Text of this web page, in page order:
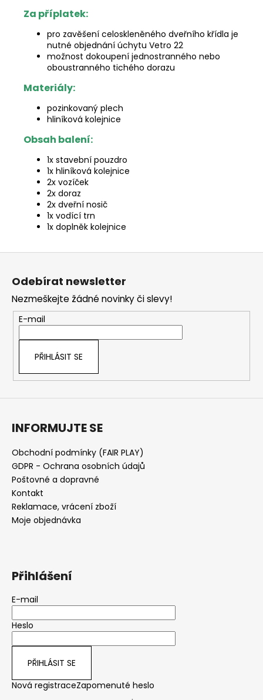
Za příplatek:
pro zavěšení celoskleněného dveřního křídla je
nutné objednání úchytu Vetro 22
možnost dokoupení jednostranného nebo
oboustranného tichého dorazu
Materiály:
pozinkovaný plech
hliníková kolejnice
Obsah balení:
1x stavební pouzdro
1x hliníková kolejnice
2x vozíček
2x doraz
2x dveřní nosič
1x vodící trn
1x doplněk kolejnice
Z
Odebírat newsletter
Nezmeškejte žádné novinky či slevy!
E-mail
PŘIHLÁSIT SE
INFORMUJTE SE
Obchodní podmínky (FAIR PLAY)
GDPR - Ochrana osobních údajů
Poštovné a dopravné
Kontakt
Reklamace, vrácení zboží
Moje objednávka
Přihlášení
E-mail
Heslo
PŘIHLÁSIT SE
Nová registraceZapomenuté heslo